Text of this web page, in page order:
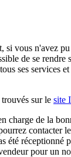
si vous n'avez
de se
ses services
sur le site
charge de la
contacter
réceptionné
pour un